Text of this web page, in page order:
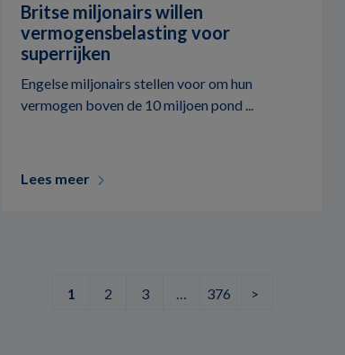
Britse miljonairs willen
vermogensbelasting voor
superrijken
Engelse miljonairs stellen voor om hun
vermogen boven de 10 miljoen pond ...
Lees meer
1 2 3 … 376 >